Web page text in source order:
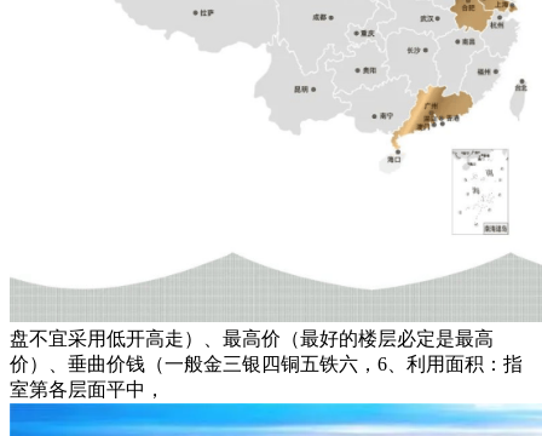
盘不宜采用低开高走）、最高价（最好的楼层必定是最高
价）、垂曲价钱（一般金三银四铜五铁六，6、利用面积：指
室第各层面平中，